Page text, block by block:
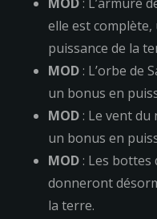
elle est
puissance de la
MOD: L’orbe de
un bonus en
MOD: Le vent
un bonus en
MOD: Les bottes
donneront
la terre.